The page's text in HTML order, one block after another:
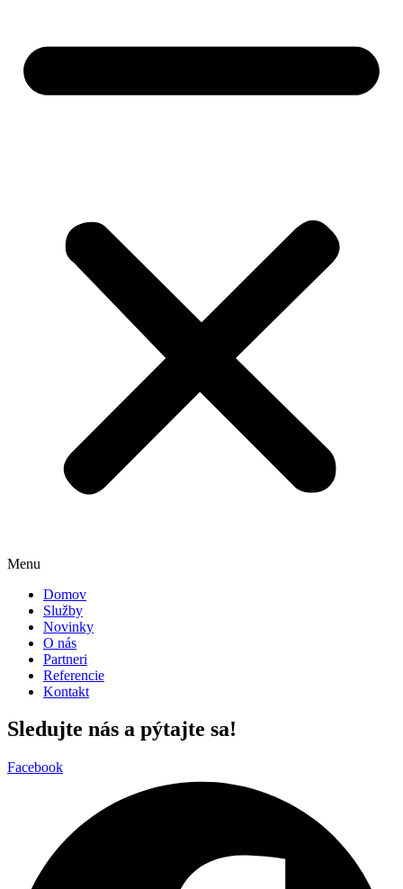
Menu
Domov
Služby
Novinky
O nás
Partneri
Referencie
Kontakt
Sledujte nás a pýtajte sa!
Facebook